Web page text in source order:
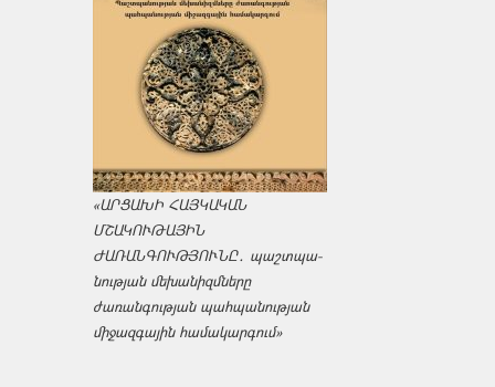
«ԱՐՑԱԽԻ ՀԱՅԿԱԿԱՆ
ՄՇԱԿՈՒԹԱՅԻՆ
ԺԱՌԱՆԳՈՒԹՅՈՒՆԸ․ պաշտպա­
նության մեխանիզմները
ժառանգության պահպանության
միջազ­գային համակարգում»